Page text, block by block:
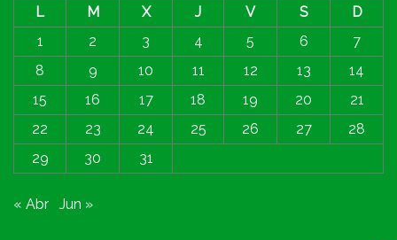
L
M X J V S
D
1
2 3 4 5 6
7
8
9 10 11 12 13
14
15
16 17 18 19 20
21
22
23 24 25 26 27
28
29
30 31
« Abr Jun »